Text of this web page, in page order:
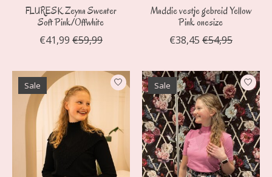
FLURESK Zeyna Sweater
Soft Pink/Offwhite
€41,99 €59,99
Maddie vestje gebreid Yellow
Pink onesize
€38,45 €54,95
Sale Sale